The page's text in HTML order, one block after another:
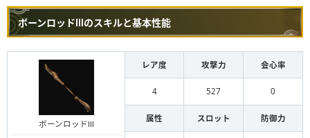
ボーンロッドⅢのスキルと基本性能
ボーンロッドⅢ
レア度 攻撃力 会心率
4 527 0
属性 スロット 防御力